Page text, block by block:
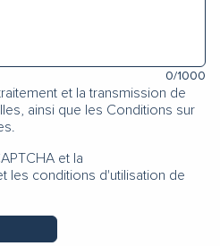
0/1000
et la transmission de
ainsi que les Conditions sur
et la
les conditions d'utilisation de